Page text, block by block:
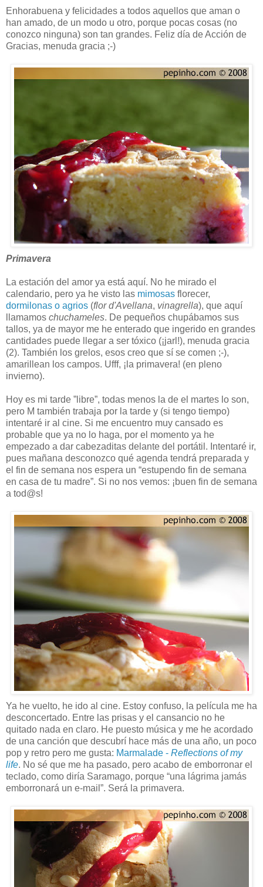
Enhorabuena y felicidades a todos aquellos que aman o
han amado, de un modo u otro, porque pocas cosas (no
conozco ninguna) son tan grandes. Feliz día de Acción de
Gracias, menuda gracia ;-)
Primavera
La estación del amor ya está aquí. No he mirado el
calendario, pero ya he visto las mimosas florecer,
dormilonas o agrios (flor d'Avellana, vinagrella), que aquí
llamamos chuchameles. De pequeños chupábamos sus
tallos, ya de mayor me he enterado que ingerido en grandes
cantidades puede llegar a ser tóxico (¡jarl!), menuda gracia
(2). También los grelos, esos creo que sí se comen ;-),
amarillean los campos. Ufff, ¡la primavera! (en pleno
invierno).
Hoy es mi tarde ”libre”, todas menos la de el martes lo son,
pero M también trabaja por la tarde y (si tengo tiempo)
intentaré ir al cine. Si me encuentro muy cansado es
probable que ya no lo haga, por el momento ya he
empezado a dar cabezaditas delante del portátil. Intentaré ir,
pues mañana desconozco qué agenda tendrá preparada y
el fin de semana nos espera un “estupendo fin de semana
en casa de tu madre”. Si no nos vemos: ¡buen fin de semana
a tod@s!
Ya he vuelto, he ido al cine. Estoy confuso, la película me ha
desconcertado. Entre las prisas y el cansancio no he
quitado nada en claro. He puesto música y me he acordado
de una canción que descubrí hace más de una año, un poco
pop y retro pero me gusta: Marmalade - Reflections of my
life. No sé que me ha pasado, pero acabo de emborronar el
teclado, como diría Saramago, porque “una lágrima jamás
emborronará un e-mail”. Será la primavera.